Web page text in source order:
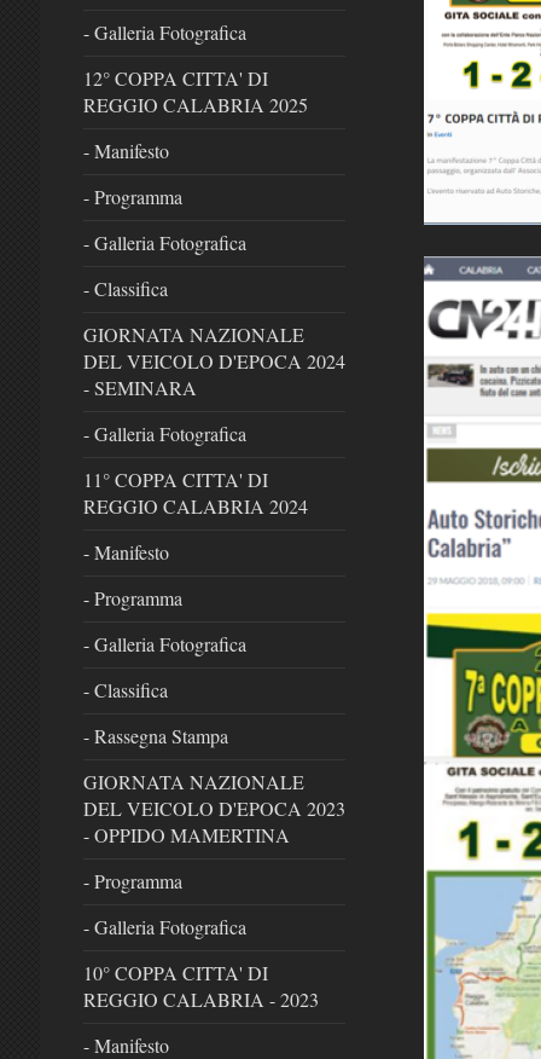
- Galleria Fotografica
12° COPPA CITTA' DI
REGGIO CALABRIA 2025
- Manifesto
- Programma
- Galleria Fotografica
- Classifica
GIORNATA NAZIONALE
DEL VEICOLO D'EPOCA 2024
- SEMINARA
- Galleria Fotografica
11° COPPA CITTA' DI
REGGIO CALABRIA 2024
- Manifesto
- Programma
- Galleria Fotografica
- Classifica
- Rassegna Stampa
GIORNATA NAZIONALE
DEL VEICOLO D'EPOCA 2023
- OPPIDO MAMERTINA
- Programma
- Galleria Fotografica
10° COPPA CITTA' DI
REGGIO CALABRIA - 2023
- Manifesto